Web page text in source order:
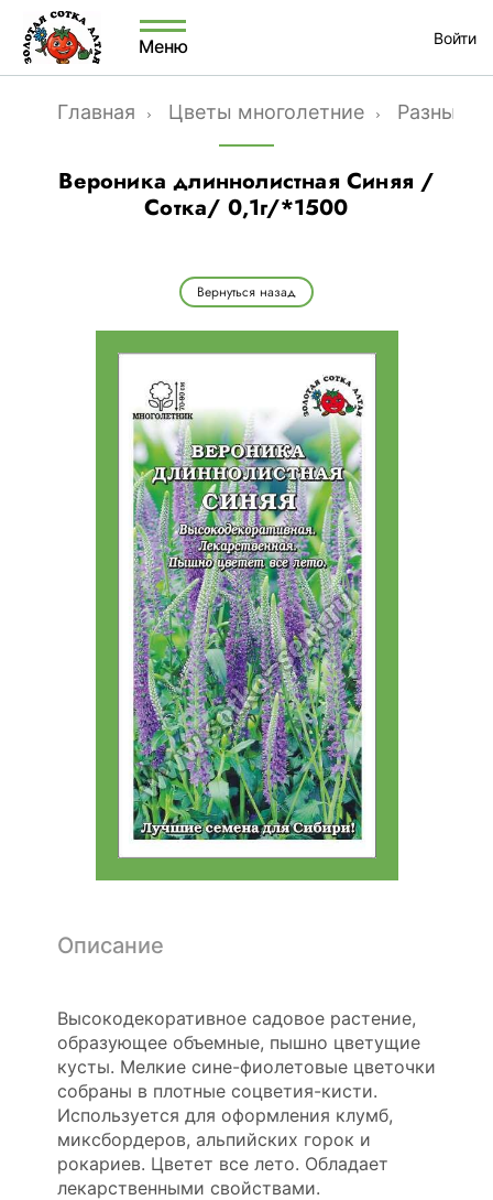
Меню Войти
Главная Цветы многолетние Разные
Вероника длиннолистная Синяя /
Сотка/ 0,1г/*1500
Вернуться назад
Описание
Высокодекоративное садовое растение,
образующее объемные, пышно цветущие
кусты. Мелкие сине-фиолетовые цветочки
собраны в плотные соцветия-кисти.
Используется для оформления клумб,
миксбордеров, альпийских горок и
рокариев. Цветет все лето. Обладает
лекарственными свойствами.